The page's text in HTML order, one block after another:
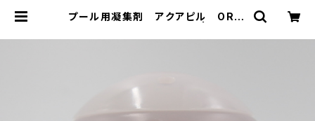
プール用凝集剤 アクアピル ORIG
オンラインショップ